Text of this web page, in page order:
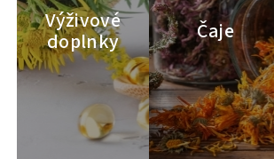
Výživové
doplnky Čaje